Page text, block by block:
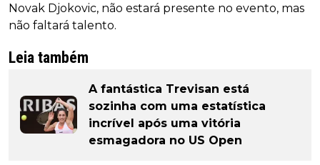
Novak Djokovic, não estará presente no evento, mas
não faltará talento.
Leia também
A fantástica Trevisan está
sozinha com uma estatística
incrível após uma vitória
esmagadora no US Open